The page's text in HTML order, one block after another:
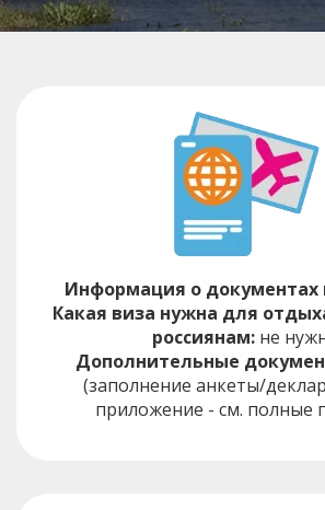
Информация о документах
Какая виза нужна для
россиянам: не
Дополнительные
(заполнение анкеты/
приложение - см. полные